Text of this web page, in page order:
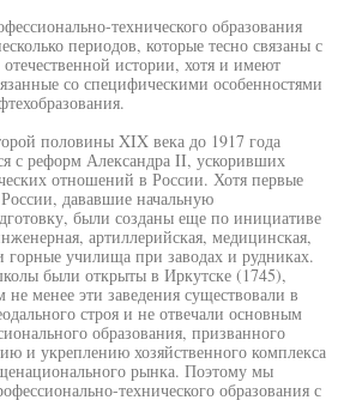
технического образования
периодов, которые тесно связаны с
истории, хотя и имеют
со специфическими особенностями
половины XIX века до 1917 года
с реформ Александра II, ускоривших
отношений в России. Хотя первые
дававшие начальную
были созданы еще по инициативе
артиллерийская, медицинская,
горные училища при заводах и рудниках.
были открыты в Иркутске (1745),
менее эти заведения существовали в
строя и не отвечали основным
образования, призванного
и укреплению хозяйственного комплекса
рынка. Поэтому мы
технического образования с